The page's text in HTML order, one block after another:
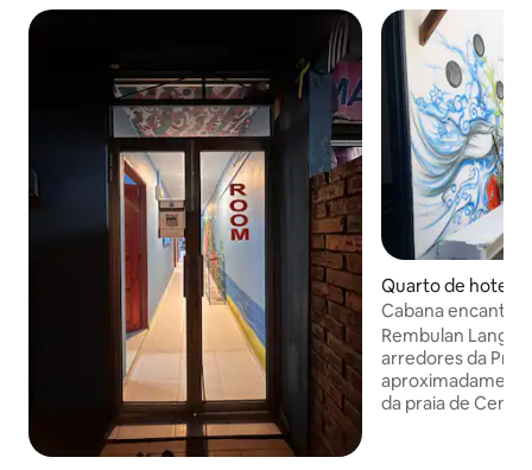
Quarto de hotel ⋅
Cabana
REMBULAN
Rembulan
arredores da
da praia de